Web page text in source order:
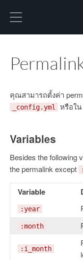
คุณสามารถตั้งค่า
_config.yml หรือใ
Variables
Besides the following
the permalink except
Variable
:year
:month
:i_month